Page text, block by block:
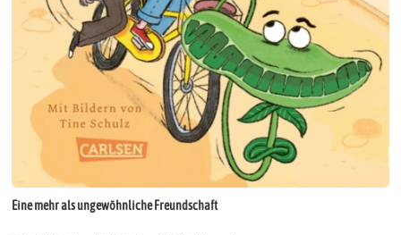
Eine mehr als ungewöhnliche Freundschaft